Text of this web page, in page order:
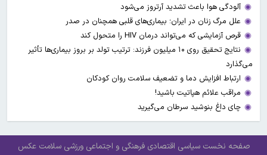
آلودگی هوا باعث تشدید آرتروز می‌شود
علل مرگ زنان در ایران؛ بیماری‌های قلبی همچنان در صدر
قرص آزمایشی که می‌تواند درمان HIV را متحول کند
نتایج تحقیق روی ۱۰ میلیون فرزند: ترتیب تولد بر بروز بیماری‌ها تأثیر
می‌گذارد
ارتباط افزایش دما و تضعیف سلامت روان کودکان
مراقب علائم هپاتیت باشید!
چای داغ بنوشید سرطان می‌گیرید
صفحه نخست سیاسی اقتصادی فرهنگی و اجتماعی ورزشی سلامت عکس